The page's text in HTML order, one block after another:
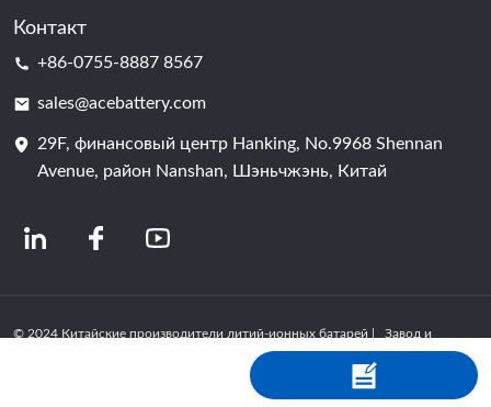
Центр обработки данных и серверная комната
Батарейная ячейка
Новости
Контакт
+86-0755-8887 8567
sales@acebattery.com
29F, финансовый центр Hanking, No.9968 Shennan
Avenue, район Nanshan, Шэньчжэнь, Китай
© 2024 Китайские производители литий-ионных батарей | Завод и
компания по производству литиевых батарей | ACE Battery Powered by
политика конфиденциальности 粤ICP备2022150578号